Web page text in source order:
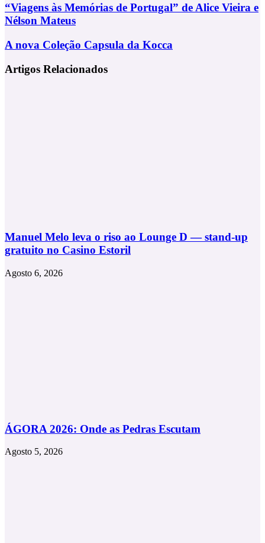
“Viagens
às
Memórias
Portugal”
Alice
“Viagens às Memórias de Portugal” de Alice Vieira e
Nélson Mateus
A
Coleção
Capsula
A nova Coleção Capsula da Kocca
Artigos Relacionados
Manuel Melo leva o riso ao Lounge D — stand-up
gratuito no Casino Estoril
Agosto 6, 2026
ÁGORA 2026: Onde as Pedras Escutam
Agosto 5, 2026